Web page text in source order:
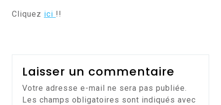
Cliquez ici !!
Laisser un commentaire
Votre adresse e-mail ne sera pas publiée.
Les champs obligatoires sont indiqués avec